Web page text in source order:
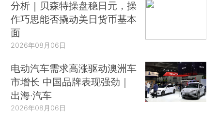
分析｜贝森特操盘稳日元，操
作巧思能否撬动美日货币基本
面
2026年08月06日
电动汽车需求高涨驱动澳洲车
市增长 中国品牌表现强劲｜
出海·汽车
2026年08月06日